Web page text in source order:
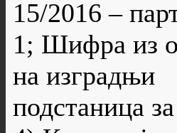
15/2016 –
1; Шифра из
на изградњи
подстаница